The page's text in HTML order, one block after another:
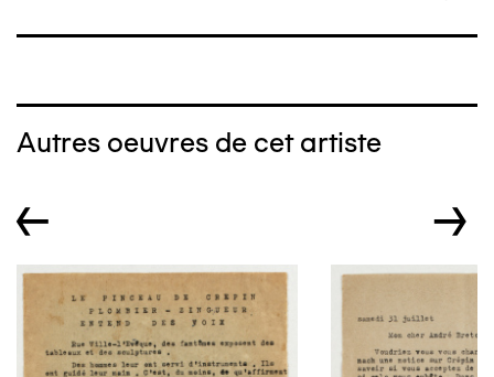
Autres oeuvres de cet artiste
← →